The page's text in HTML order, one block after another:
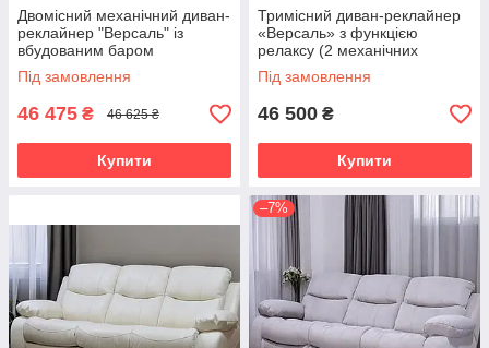
Двомісний механічний диван-
реклайнер "Версаль" із
вбудованим баром
Під замовлення
46 475 ₴ 46 625 ₴
Купити
Тримісний диван-реклайнер
«Версаль» з функцією
релаксу (2 механічних
реклайнера)
Під замовлення
46 500 ₴
Купити
–7%